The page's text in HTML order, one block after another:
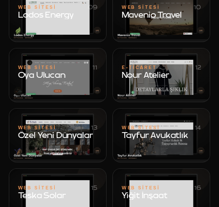
WEB SITESI 09
Lodos Energy
WEB SITESI 10
Mavenio Travel
Mavenio Travel
WEB SITESI 11
Oya Ulucan
Oya Ulucan
E-TICARET 12
Nour Atelier
Nour Atelier
WEB SITESI 13
Özel Yeni Dünyalar
Özel Yeni Dünyalar
WEB SITESI 14
Tayfur Avukatlık
Tayfur Avukatlık
WEB SITESI 15
Teska Solar
WEB SITESI 16
Yiğit İnşaat